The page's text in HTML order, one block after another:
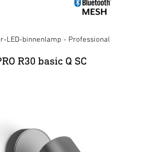
LED-binnenlamp - Professional
R30 basic Q SC